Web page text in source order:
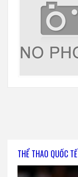
THỂ THAO QUỐC TẾ